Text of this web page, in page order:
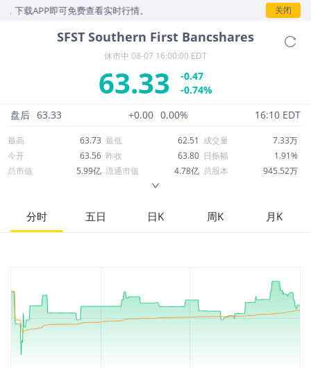
载APP即可免费查看实时行情。 关闭
SFST Southern First Bancshares
休市中 08-07 16:00:00 EDT
63.33
-0.47
-0.74%
盘后 63.33 +0.00 0.00% 16:10 EDT
最高 63.73 最低 62.51 成交量
7.33万
今开
63.56 昨收 63.80 日振幅
1.91%
总市值
5.99亿 流通市值 4.78亿 总股本
945.52万
52周最高
65.04 市盈率
13.62
股息
分时 五日 日K 周K 月K